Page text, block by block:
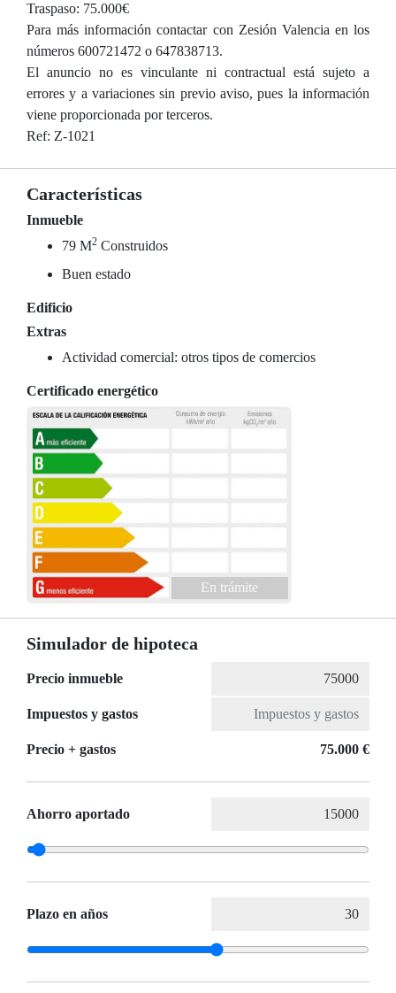
Traspaso: 75.000€
Para más información contactar con Zesión Valencia en los
números 600721472 o 647838713.
El anuncio no es vinculante ni contractual está sujeto a
errores y a variaciones sin previo aviso, pues la información
viene proporcionada por terceros.
Ref: Z-1021
Características
Inmueble
79 M2 Construidos
Buen estado
Edificio
Extras
Actividad comercial: otros tipos de comercios
Certificado energético
En trámite
Simulador de hipoteca
Precio inmueble
Impuestos y gastos
Precio + gastos 75.000 €
Ahorro aportado
Plazo en años